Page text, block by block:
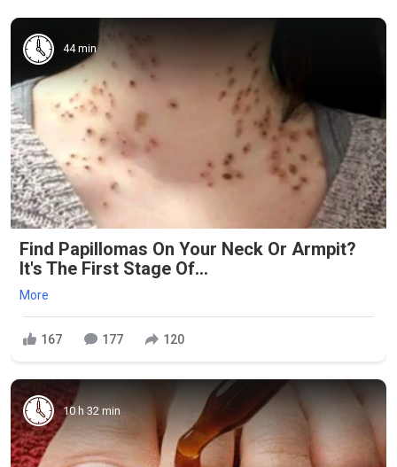
44 min
Find Papillomas On Your Neck Or Armpit?
It's The First Stage Of...
More
167 177 120
10 h 32 min